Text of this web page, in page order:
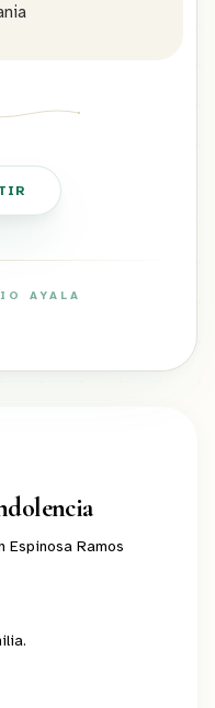
AYALA
Espinosa Ramos